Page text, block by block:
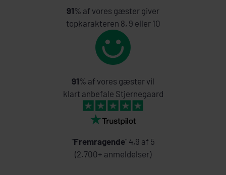
91% af vores gæster giver
topkarakteren 8, 9 eller 10
91% af vores gæster vil
klart anbefale Stjernegaard
"Fremragende" 4,9 af 5
(2.700+ anmeldelser)